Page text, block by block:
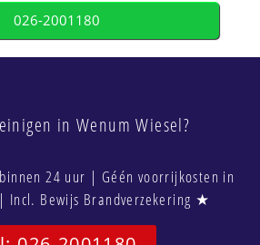
026-2001180
in Wenum Wiesel?
24 uur | Géén voorrijkosten in
Incl. Bewijs Brandverzekering ★